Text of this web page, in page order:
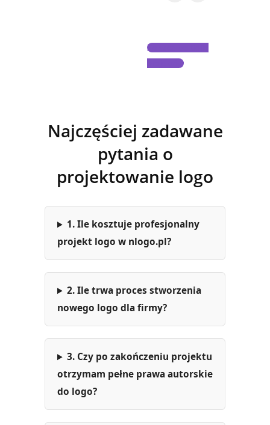
Zobacz portfolio
projektów
Najczęściej zadawane
pytania o
projektowanie logo
1. Ile kosztuje profesjonalny
projekt logo w nlogo.pl?
2. Ile trwa proces stworzenia
nowego logo dla firmy?
3. Czy po zakończeniu projektu
otrzymam pełne prawa autorskie
do logo?